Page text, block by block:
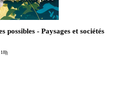
possibles - Paysages et sociétés
h